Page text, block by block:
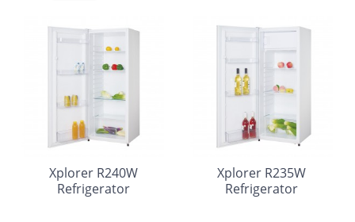
Xplorer R240W
Refrigerator
Xplorer R235W
Refrigerator